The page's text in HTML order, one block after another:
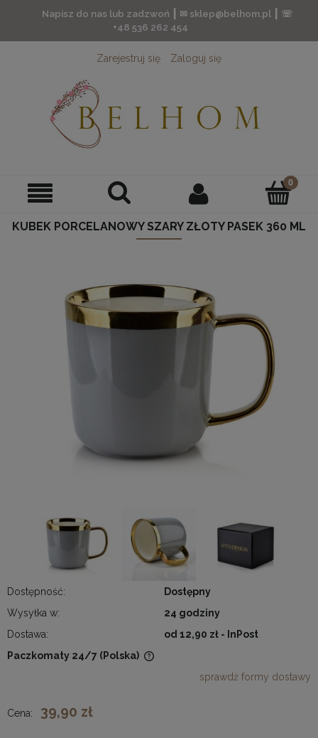
Napisz do nas lub zadzwoń ┃ ✉ sklep@belhom.pl ┃ ☏
+48 536 262 454
Zarejestruj się Zaloguj się
KUBEK PORCELANOWY SZARY ZŁOTY PASEK 360 ML
Dostępność:
Dostępny
Wysyłka w:
24 godziny
Dostawa:
od 12,90 zł - InPost
Paczkomaty 24/7 (Polska)
sprawdź formy dostawy
Cena: 39,90 zł